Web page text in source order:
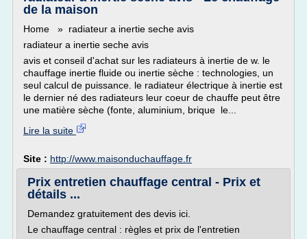
de la maison
Home » radiateur a inertie seche avis
radiateur a inertie seche avis
avis et conseil d'achat sur les radiateurs à inertie de w. le
chauffage inertie fluide ou inertie sèche : technologies, un
seul calcul de puissance. le radiateur électrique à inertie est
le dernier né des radiateurs leur coeur de chauffe peut être
une matière sèche (fonte, aluminium, brique le...
Lire la suite
Site : http://www.maisonduchauffage.fr
Prix entretien chauffage central - Prix et
détails ...
Demandez gratuitement des devis ici.
Le chauffage central : règles et prix de l'entretien